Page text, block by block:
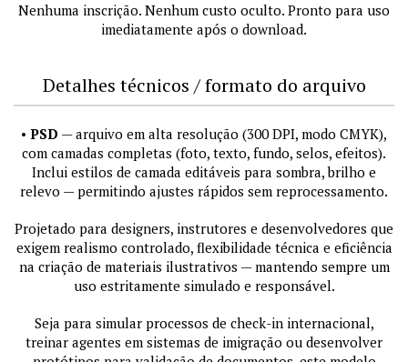
Nenhuma inscrição. Nenhum custo oculto. Pronto para uso
imediatamente após o download.
Detalhes técnicos / formato do arquivo
• PSD — arquivo em alta resolução (300 DPI, modo CMYK),
com camadas completas (foto, texto, fundo, selos, efeitos).
Inclui estilos de camada editáveis para sombra, brilho e
relevo — permitindo ajustes rápidos sem reprocessamento.
Projetado para designers, instrutores e desenvolvedores que
exigem realismo controlado, flexibilidade técnica e eficiência
na criação de materiais ilustrativos — mantendo sempre um
uso estritamente simulado e responsável.
Seja para simular processos de check-in internacional,
treinar agentes em sistemas de imigração ou desenvolver